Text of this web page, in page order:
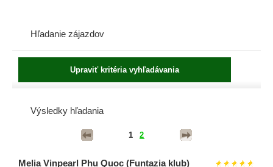
Hľadanie zájazdov
Výsledky hľadania
1 2
Melia Vinpearl Phu Quoc (Funtazia klub)